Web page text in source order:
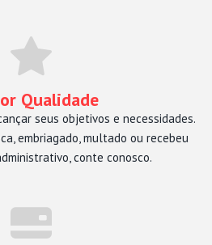
Qualidade
seus objetivos e necessidades.
embriagado, multado ou recebeu
conte conosco.